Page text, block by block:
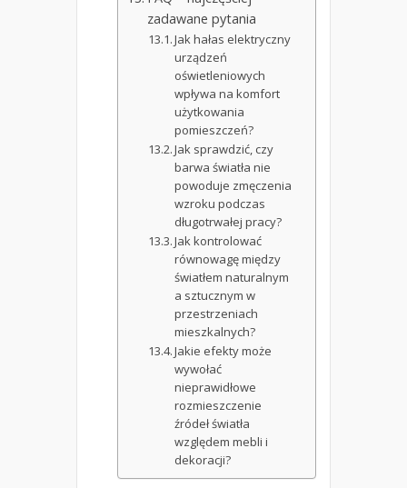
zadawane pytania
Jak hałas elektryczny
urządzeń
oświetleniowych
wpływa na komfort
użytkowania
pomieszczeń?
Jak sprawdzić, czy
barwa światła nie
powoduje zmęczenia
wzroku podczas
długotrwałej pracy?
Jak kontrolować
równowagę między
światłem naturalnym
a sztucznym w
przestrzeniach
mieszkalnych?
Jakie efekty może
wywołać
nieprawidłowe
rozmieszczenie
źródeł światła
względem mebli i
dekoracji?